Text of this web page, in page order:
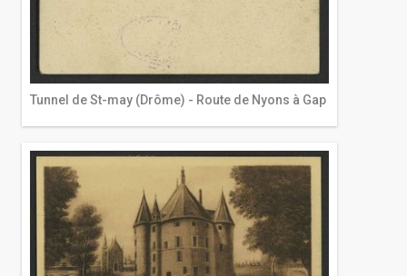
Tunnel de St-may (Drôme) - Route de Nyons à Gap